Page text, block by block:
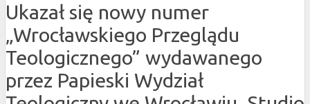
Ukazał się nowy numer
„Wrocławskiego Przeglądu
Teologicznego” wydawanego
przez Papieski Wydział